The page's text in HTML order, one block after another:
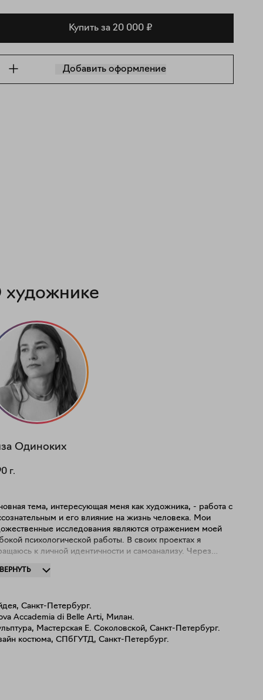
Купить за 20 000 ₽
Добавить оформление
художнике
Одиноких
г.
тема, интересующая меня как художника, - работа с
и его влияние на жизнь человека. Мои
исследования являются отражением моей
психологической работы. В своих проектах я
к личной идентичности и самоанализу. Через
письмо и другие техники работы с
такими как живопись, графика, объекты. Длительная
связь с произведением является для меня
частью работы над проектом. Через
медитативный процесс, я погружаюсь вглубь
Санкт-Петербург.
Accademia di Belle Arti, Милан.
Мастерская Е. Соколовской, Санкт-Петербург.
костюма, СПбГУТД, Санкт-Петербург.